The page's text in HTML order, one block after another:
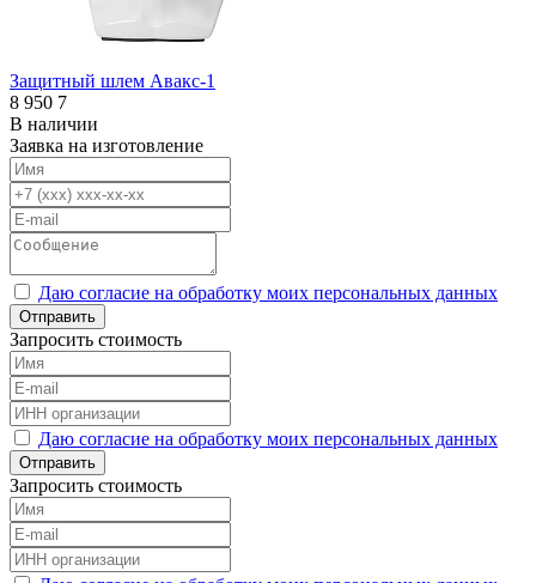
Защитный шлем Авакс-1
8 950 7
В наличии
Заявка на изготовление
Даю согласие на обработку моих персональных данных
Отправить
Запросить стоимость
Даю согласие на обработку моих персональных данных
Отправить
Запросить стоимость